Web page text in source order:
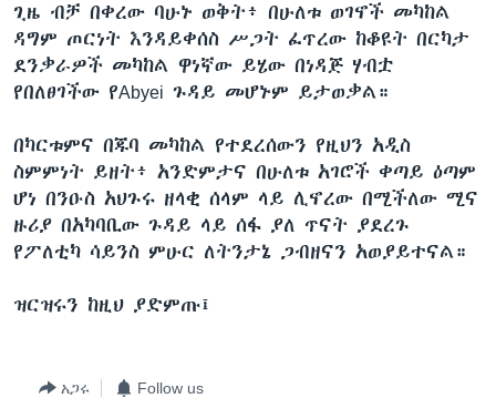
ቋንቋዎች
ጊዜ ብቻ በቀረው ባሁኑ ወቅት፥ በሁለቱ ወገኖች መካከል
ዳግም ጦርነት እንዳይቀሰስ ሥጋት ፈጥረው ከቆዩት በርካታ
ደንቃራዎች መካከል ዋነኛው ይሄው በነዳጅ ሃብቷ
የበለፀገችው የAbyei ጉዳይ መሆኑም ይታወቃል።
በካርቱምና በጁባ መካከል የተደረሰውን የዚህን አዲስ
ስምምነት ይዘት፥ አንድምታና በሁለቱ አገሮች ቀጣይ ዕጣም
ሆነ በንዑስ አህጉሩ ዘላቂ ሰላም ላይ ሊኖረው በሚችለው ሚና
ዙሪያ በአካባቢው ጉዳይ ላይ ሰፋ ያለ ጥናት ያደረጉ
የፖለቲካ ሳይንስ ምሁር ለትንታኔ ጋብዘናን አወያይተናል።
ዝርዝሩን ከዚህ ያድምጡ፤
አጋሩ Follow us